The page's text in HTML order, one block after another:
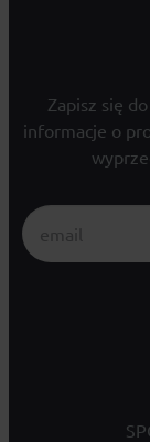
Zapisz się
informacje o